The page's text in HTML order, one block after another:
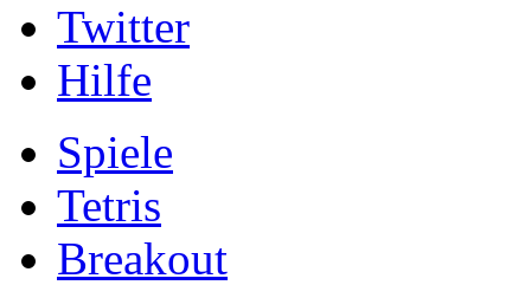
Twitter
Hilfe
Spiele
Tetris
Breakout